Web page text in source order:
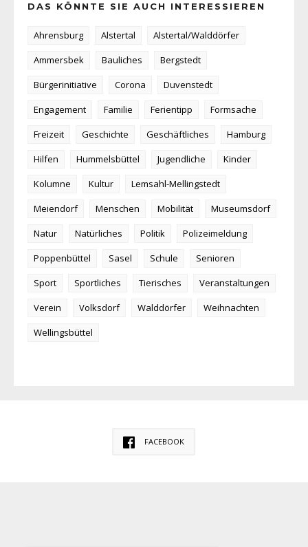
DAS KÖNNTE SIE AUCH INTERESSIEREN
Ahrensburg Alstertal
Alstertal/Walddörfer
Ammersbek
Bauliches
Bergstedt
Bürgerinitiative
Corona
Duvenstedt
Engagement
Familie Ferientipp
Formsache
Freizeit
Geschichte Geschäftliches
Hamburg
Hilfen
Hummelsbüttel Jugendliche
Kinder
Kolumne
Kultur
Lemsahl-Mellingstedt
Meiendorf
Menschen Mobilität
Museumsdorf
Natur
Natürliches Politik
Polizeimeldung
Poppenbüttel
Sasel Schule
Senioren
Sport
Sportliches Tierisches
Veranstaltungen
Verein
Volksdorf Walddörfer
Weihnachten
Wellingsbüttel
FACEBOOK